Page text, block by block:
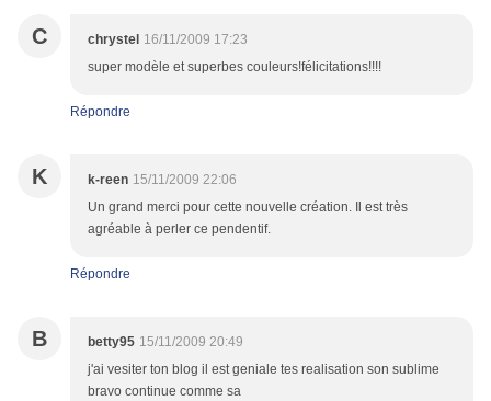
C chrystel 16/11/2009 17:23
super modèle et superbes couleurs!félicitations!!!!
Répondre
K k-reen 15/11/2009 22:06
Un grand merci pour cette nouvelle création. Il est très
agréable à perler ce pendentif.
Répondre
B betty95 15/11/2009 20:49
j'ai vesiter ton blog il est geniale tes realisation son sublime
bravo continue comme sa